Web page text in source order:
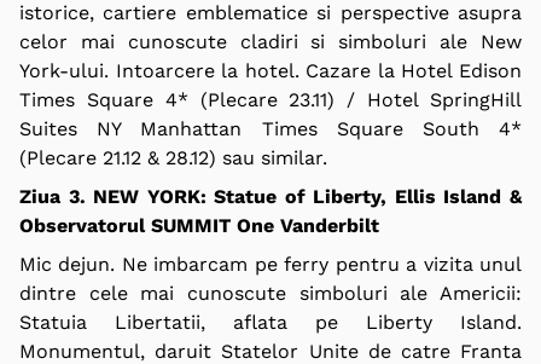
istorice, cartiere emblematice si perspective asupra
celor mai cunoscute cladiri si simboluri ale New
York-ului. Intoarcere la hotel. Cazare la Hotel Edison
Times Square 4* (Plecare 23.11) / Hotel SpringHill
Suites NY Manhattan Times Square South 4*
(Plecare 21.12 & 28.12) sau similar.
Ziua 3. NEW YORK: Statue of Liberty, Ellis Island &
Observatorul SUMMIT One Vanderbilt
Mic dejun. Ne imbarcam pe ferry pentru a vizita unul
dintre cele mai cunoscute simboluri ale Americii:
Statuia Libertatii, aflata pe Liberty Island.
Monumentul, daruit Statelor Unite de catre Franta